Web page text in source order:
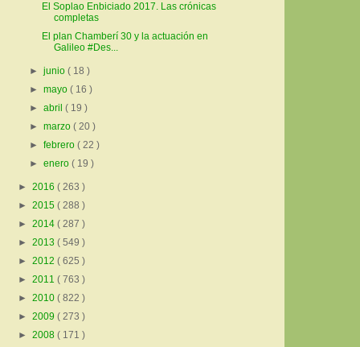
El Soplao Enbiciado 2017. Las crónicas
completas
El plan Chamberí 30 y la actuación en
Galileo #Des...
►junio( 18 )
►mayo( 16 )
►abril( 19 )
►marzo( 20 )
►febrero( 22 )
►enero( 19 )
► 2016 ( 263 )
► 2015 ( 288 )
► 2014 ( 287 )
► 2013 ( 549 )
► 2012 ( 625 )
► 2011 ( 763 )
► 2010 ( 822 )
► 2009 ( 273 )
► 2008 ( 171 )